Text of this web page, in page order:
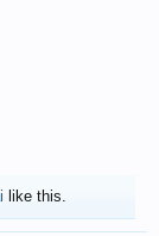
like this.